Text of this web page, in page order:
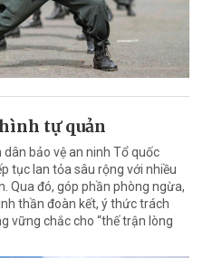
tự quản
bảo vệ an ninh Tổ quốc
tục lan tỏa sâu rộng với nhiều
Qua đó, góp phần phòng ngừa,
thần đoàn kết, ý thức trách
vững chắc cho “thế trận lòng